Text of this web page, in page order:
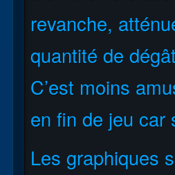
revanche,
quantité de
C’est moins
en fin de jeu car
Les graphiques